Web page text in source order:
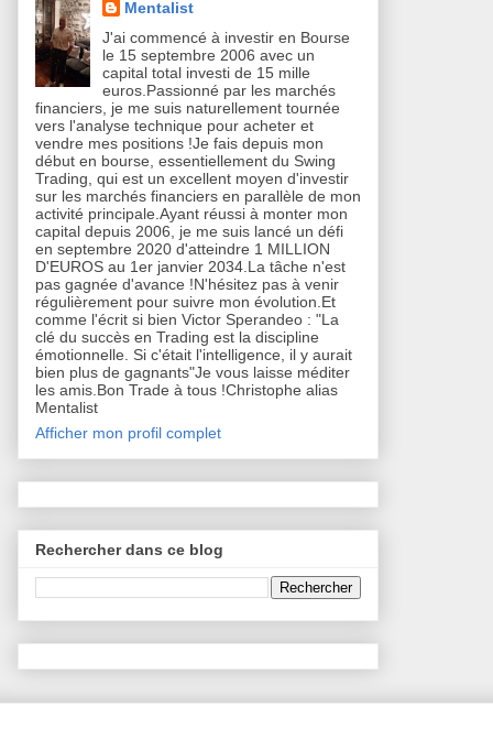
Mentalist
J'ai commencé à investir en Bourse
le 15 septembre 2006 avec un
capital total investi de 15 mille
euros.Passionné par les marchés
financiers, je me suis naturellement tournée
vers l'analyse technique pour acheter et
vendre mes positions !Je fais depuis mon
début en bourse, essentiellement du Swing
Trading, qui est un excellent moyen d'investir
sur les marchés financiers en parallèle de mon
activité principale.Ayant réussi à monter mon
capital depuis 2006, je me suis lancé un défi
en septembre 2020 d'atteindre 1 MILLION
D'EUROS au 1er janvier 2034.La tâche n'est
pas gagnée d'avance !N'hésitez pas à venir
régulièrement pour suivre mon évolution.Et
comme l'écrit si bien Victor Sperandeo : "La
clé du succès en Trading est la discipline
émotionnelle. Si c'était l'intelligence, il y aurait
bien plus de gagnants"Je vous laisse méditer
les amis.Bon Trade à tous !Christophe alias
Mentalist
Afficher mon profil complet
Rechercher dans ce blog